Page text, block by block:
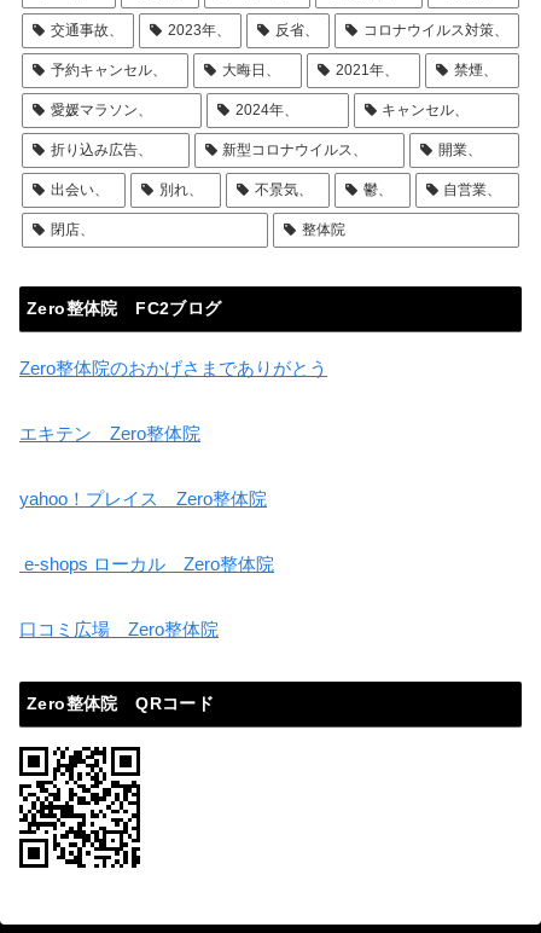
交通事故、 2023年、 反省、 コロナウイルス対策、
予約キャンセル、 大晦日、 2021年、 禁煙、
愛媛マラソン、 2024年、 キャンセル、
折り込み広告、 新型コロナウイルス、 開業、
出会い、 別れ、 不景気、 鬱、 自営業、
閉店、 整体院
Zero整体院 FC2ブログ
Zero整体院のおかげさまでありがとう
エキテン Zero整体院
yahoo！プレイス Zero整体院
e-shops ローカル Zero整体院
口コミ広場 Zero整体院
Zero整体院 QRコード